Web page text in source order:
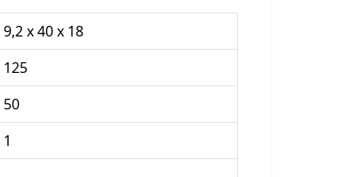
9,2 x 40 x 18
125
50
1